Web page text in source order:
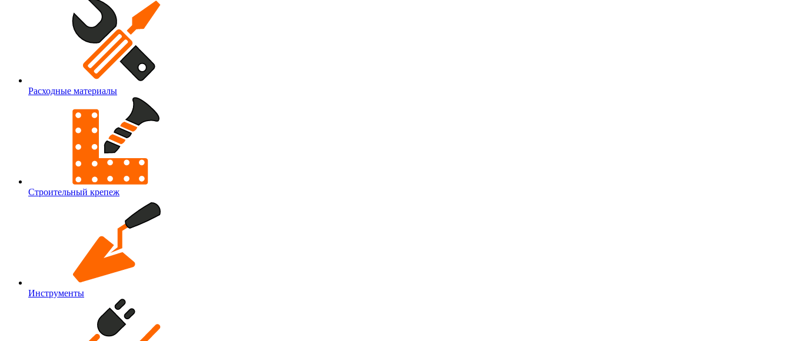
Расходные материалы
Строительный крепеж
Инструменты